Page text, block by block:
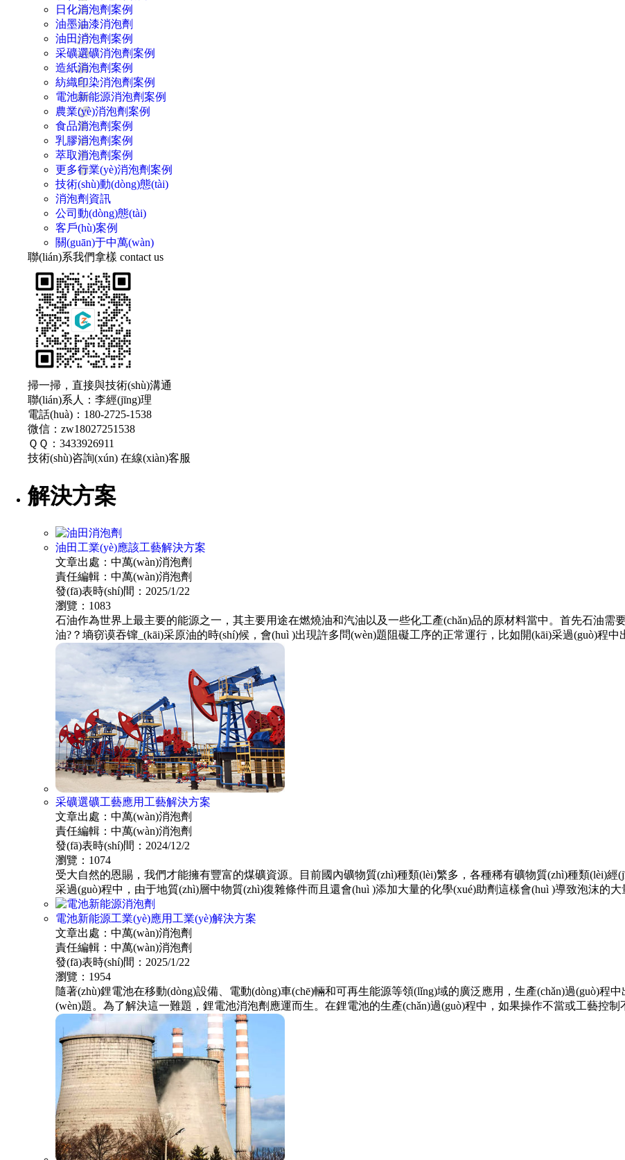
日化消泡劑案例
油墨油漆消泡劑
油田消泡劑案例
采礦選礦消泡劑案例
造紙消泡劑案例
紡織印染消泡劑案例
電池新能源消泡劑案例
農業(yè)消泡劑案例
食品消泡劑案例
乳膠消泡劑案例
萃取消泡劑案例
更多行業(yè)消泡劑案例
技術(shù)動(dòng)態(tài)
消泡劑資訊
公司動(dòng)態(tài)
客戶(hù)案例
關(guān)于中萬(wàn)
聯(lián)系我們拿樣 contact us
掃一掃，直接與技術(shù)溝通
聯(lián)系人：李經(jīng)理
電話(huà)：180-2725-1538
微信：zw18027251538
ＱＱ：3433926911
技術(shù)咨詢(xún) 在線(xiàn)客服
解決方案
油田工業(yè)應該工藝解決方案
文章出處：中萬(wàn)消泡劑
責任編輯：中萬(wàn)消泡劑
發(fā)表時(shí)間：2025/1/22
瀏覽：1083
石油作為世界上最主要的能源之一，其主要用途在燃燒油和汽油以及一些化工產(chǎn)品的原材料當中。首先石油需
油?？墒窃谟吞镩_(kāi)采原油的時(shí)候，會(huì )出現許多問(wèn)題阻礙工序的正常運行，比如開(kāi)采過(guò)程中
采礦選礦工藝應用工藝解決方案
文章出處：中萬(wàn)消泡劑
責任編輯：中萬(wàn)消泡劑
發(fā)表時(shí)間：2024/12/2
瀏覽：1074
受大自然的恩賜，我們才能擁有豐富的煤礦資源。目前國內礦物質(zhì)種類(lèi)繁多，各種稀有礦物質(zhì)種類(lèi)經
采過(guò)程中，由于地質(zhì)層中物質(zhì)復雜條件而且還會(huì )添加大量的化學(xué)助劑這樣會(huì )導致泡沫的大量產
電池新能源工業(yè)應用工業(yè)解決方案
文章出處：中萬(wàn)消泡劑
責任編輯：中萬(wàn)消泡劑
發(fā)表時(shí)間：2025/1/22
瀏覽：1954
隨著(zhù)鋰電池在移動(dòng)設備、電動(dòng)車(chē)輛和可再生能源等領(lǐng)域的廣泛應用，生產(chǎn)過(guò)
(wèn)題。為了解決這一難題，鋰電池消泡劑應運而生。在鋰電池的生產(chǎn)過(guò)程中，如果操作不當或工藝控